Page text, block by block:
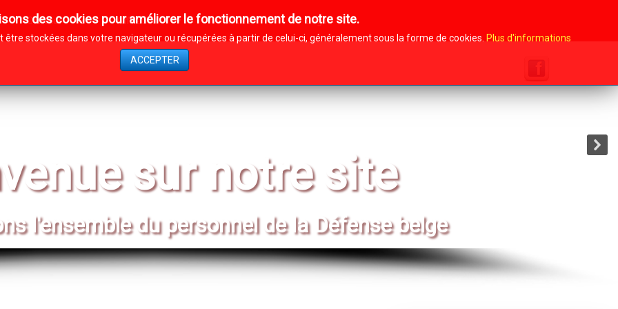
Contact Affiliation Archives Login
sur notre site
l'ensemble du personnel de la Défense belge
des cookies pour améliorer le fonctionnement de notre site.
stockées dans votre navigateur ou récupérées à partir de celui-ci, généralement sous la forme de cookies. Plus d'informations
ACCEPTER